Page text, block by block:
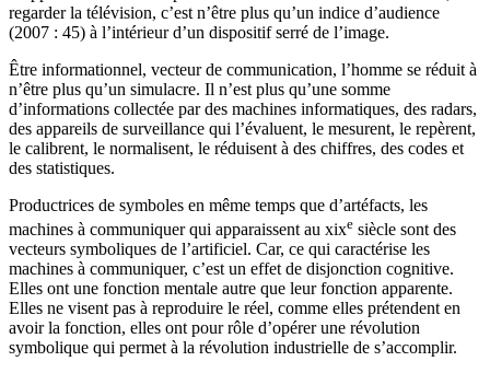
regarder la télévision, c’est n’être plus qu’un indice d’audience
(2007 : 45) à l’intérieur d’un dispositif serré de l’image.
Être informationnel, vecteur de communication, l’homme se réduit à
n’être plus qu’un simulacre. Il n’est plus qu’une somme
d’informations collectée par des machines informatiques, des radars,
des appareils de surveillance qui l’évaluent, le mesurent, le repèrent,
le calibrent, le normalisent, le réduisent à des chiffres, des codes et
des statistiques.
Productrices de symboles en même temps que d’artéfacts, les
machines à communiquer qui apparaissent au xixe siècle sont des
vecteurs symboliques de l’artificiel. Car, ce qui caractérise les
machines à communiquer, c’est un effet de disjonction cognitive.
Elles ont une fonction mentale autre que leur fonction apparente.
Elles ne visent pas à reproduire le réel, comme elles prétendent en
avoir la fonction, elles ont pour rôle d’opérer une révolution
symbolique qui permet à la révolution industrielle de s’accomplir.